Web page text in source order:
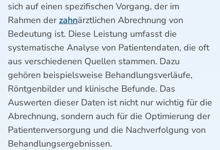
sich auf einen spezifischen Vorgang, der im
Rahmen der zahnärztlichen Abrechnung von
Bedeutung ist. Diese Leistung umfasst die
systematische Analyse von Patientendaten, die oft
aus verschiedenen Quellen stammen. Dazu
gehören beispielsweise Behandlungsverläufe,
Röntgenbilder und klinische Befunde. Das
Auswerten dieser Daten ist nicht nur wichtig für die
Abrechnung, sondern auch für die Optimierung der
Patientenversorgung und die Nachverfolgung von
Behandlungsergebnissen.